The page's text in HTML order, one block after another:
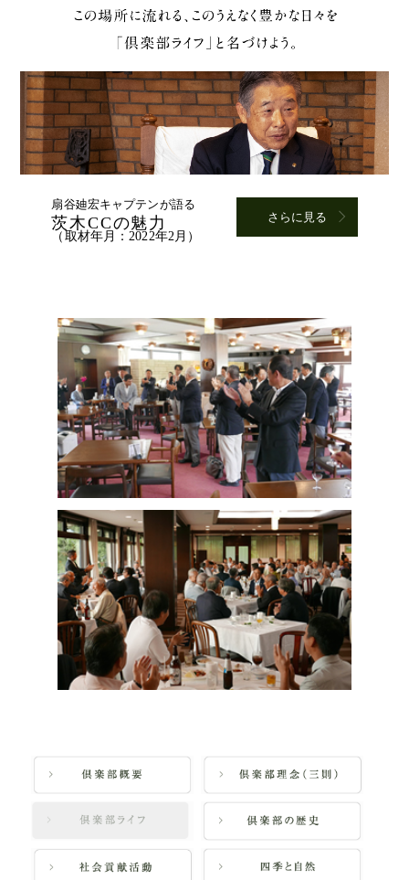
扇谷廸宏キャプテンが語る
茨木CCの魅力
（取材年月：2022年2月）
さらに見る